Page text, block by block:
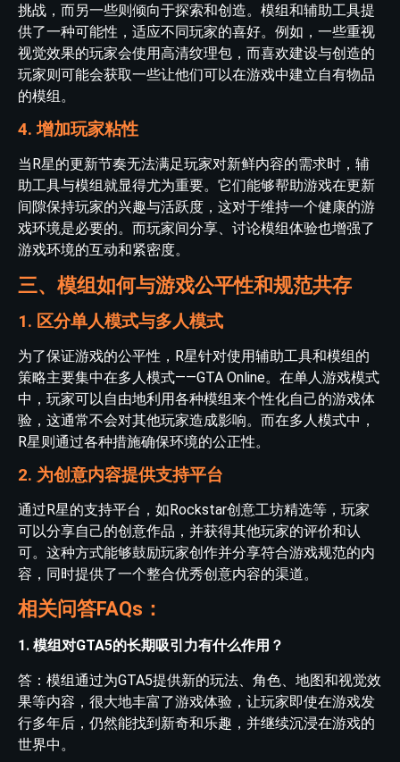
挑战，而另一些则倾向于探索和创造。模组和辅助工具提
供了一种可能性，适应不同玩家的喜好。例如，一些重视
视觉效果的玩家会使用高清纹理包，而喜欢建设与创造的
玩家则可能会获取一些让他们可以在游戏中建立自有物品
的模组。
4. 增加玩家粘性
当R星的更新节奏无法满足玩家对新鲜内容的需求时，辅
助工具与模组就显得尤为重要。它们能够帮助游戏在更新
间隙保持玩家的兴趣与活跃度，这对于维持一个健康的游
戏环境是必要的。而玩家间分享、讨论模组体验也增强了
游戏环境的互动和紧密度。
三、模组如何与游戏公平性和规范共存
1. 区分单人模式与多人模式
为了保证游戏的公平性，R星针对使用辅助工具和模组的
策略主要集中在多人模式——GTA Online。在单人游戏模式
中，玩家可以自由地利用各种模组来个性化自己的游戏体
验，这通常不会对其他玩家造成影响。而在多人模式中，
R星则通过各种措施确保环境的公正性。
2. 为创意内容提供支持平台
通过R星的支持平台，如Rockstar创意工坊精选等，玩家
可以分享自己的创意作品，并获得其他玩家的评价和认
可。这种方式能够鼓励玩家创作并分享符合游戏规范的内
容，同时提供了一个整合优秀创意内容的渠道。
相关问答FAQs：
1. 模组对GTA5的长期吸引力有什么作用？
答：模组通过为GTA5提供新的玩法、角色、地图和视觉效
果等内容，很大地丰富了游戏体验，让玩家即使在游戏发
行多年后，仍然能找到新奇和乐趣，并继续沉浸在游戏的
世界中。